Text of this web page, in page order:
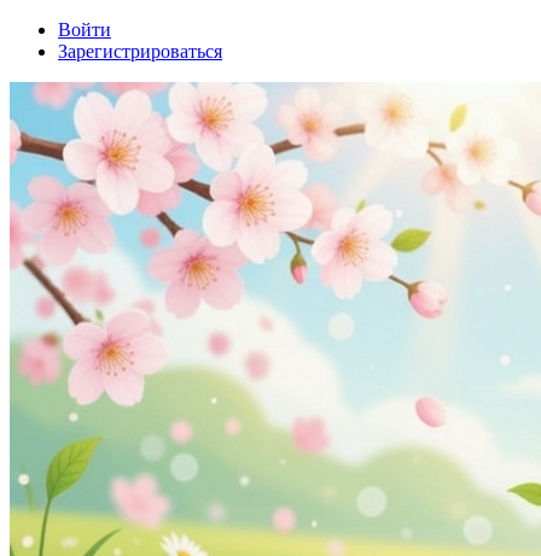
Войти
Зарегистрироваться